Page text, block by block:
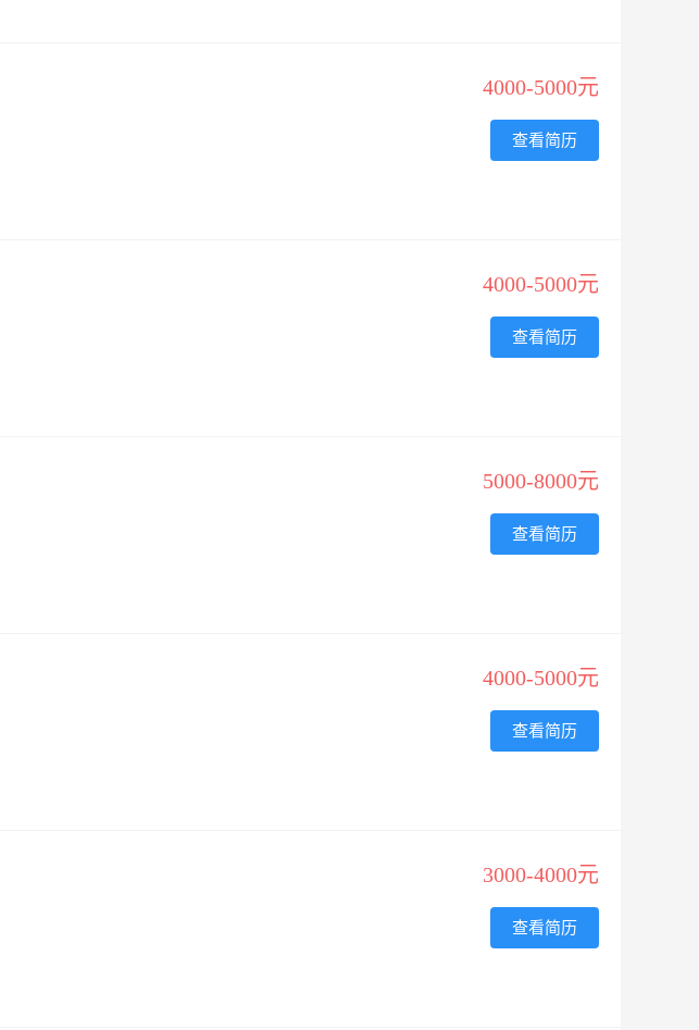
4000-5000元
查看简历
4000-5000元
查看简历
5000-8000元
查看简历
4000-5000元
查看简历
3000-4000元
查看简历